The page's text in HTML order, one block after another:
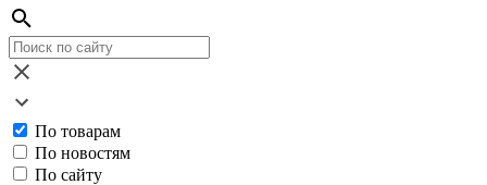
По товарам
По новостям
По сайту